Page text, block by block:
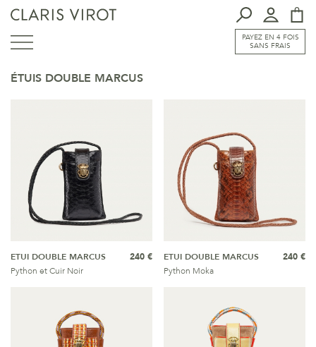
PAYEZ EN 4 FOIS
SANS FRAIS
ÉTUIS DOUBLE MARCUS
ETUI DOUBLE MARCUS
Python et Cuir Noir
240 €
ETUI DOUBLE MARCUS
Python Moka
240 €